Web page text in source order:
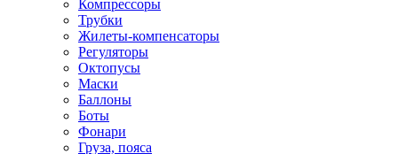
Компрессоры
Трубки
Жилеты-компенсаторы
Регуляторы
Октопусы
Маски
Баллоны
Боты
Фонари
Груза, пояса